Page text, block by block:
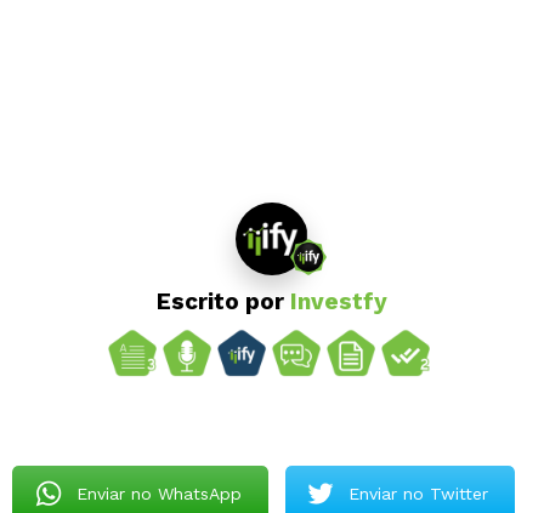
Escrito por Investfy
Enviar no WhatsApp Enviar no Twitter